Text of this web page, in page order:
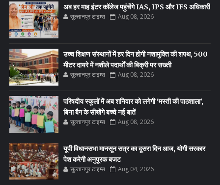
अब हर माह इंटर कॉलेज पहुंचेंगे IAS, IPS और IFS अधिकारी
सुल्तानपुर टाइम्स Aug 08, 2026
उच्च शिक्षण संस्थानों में हर दिन होगी नशामुक्ति की शपथ, 500
मीटर दायरे में नशीले पदार्थों की बिक्री पर सख्ती
सुल्तानपुर टाइम्स Aug 08, 2026
परिषदीय स्कूलों में अब शनिवार को लगेगी ‘मस्ती की पाठशाला’,
बिना बैग के सीखेंगे बच्चे नई बातें
सुल्तानपुर टाइम्स Aug 08, 2026
यूपी विधानसभा मानसून सत्र का दूसरा दिन आज, योगी सरकार
पेश करेगी अनुपूरक बजट
सुल्तानपुर टाइम्स Aug 04, 2026